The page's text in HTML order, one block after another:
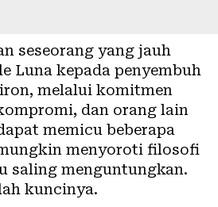
seseorang yang jauh
Luna kepada penyembuh
melalui komitmen
dan orang lain
memicu beberapa
menyoroti filosofi
saling menguntungkan.
kuncinya.